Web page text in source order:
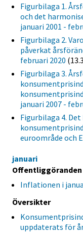
Figurbilaga 1.
och det
januari 2001 -
Figurbilaga 2.
påverkat
februari 2020
Figurbilaga 3.
januari 2007 -
Figurbilaga 4.
euroområde och
januari
Offentliggöranden
Inflationen i
Översikter
uppdaterats för